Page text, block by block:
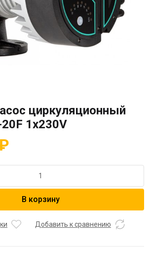
циркуляционный
1x230V
В корзину
Добавить к сравнению